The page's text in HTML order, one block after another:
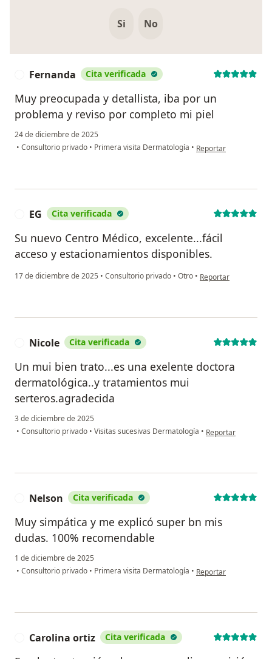
Si No
Fernanda Cita verificada
Muy preocupada y detallista, iba por un
problema y reviso por completo mi piel
24 de diciembre de 2025
• Consultorio privado • Primera visita Dermatología • en opinión del
Reportar
EG Cita verificada
Su nuevo Centro Médico, excelente...fácil
acceso y estacionamientos disponibles.
17 de diciembre de 2025 • Consultorio privado • Otro • en opinión del
Reportar
Nicole Cita verificada
Un mui bien trato...es una exelente doctora
dermatológica..y tratamientos mui
serteros.agradecida
3 de diciembre de 2025
• Consultorio privado • Visitas sucesivas Dermatología • en opinión del
Reportar
Nelson Cita verificada
Muy simpática y me explicó super bn mis
dudas. 100% recomendable
1 de diciembre de 2025
• Consultorio privado • Primera visita Dermatología • en opinión del
Reportar
Carolina ortiz Cita verificada